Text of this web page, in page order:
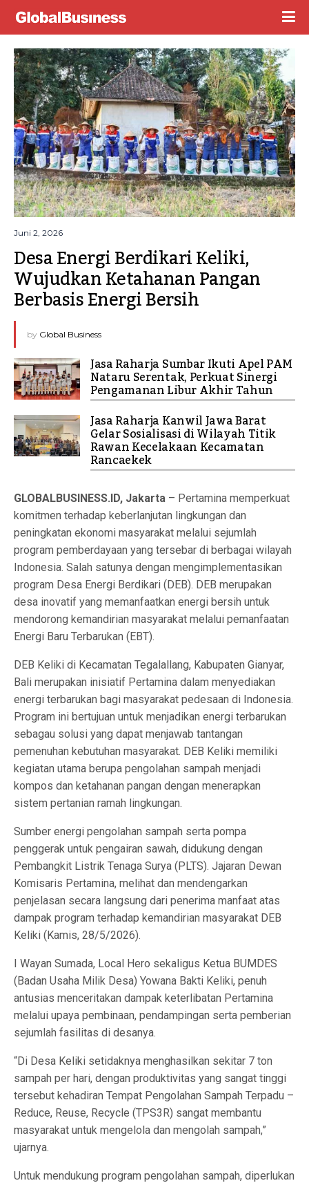
Juni 2, 2026
Desa Energi Berdikari Keliki,
Wujudkan Ketahanan Pangan
Berbasis Energi Bersih
by Global Business
Jasa Raharja Sumbar Ikuti Apel PAM
Nataru Serentak, Perkuat Sinergi
Pengamanan Libur Akhir Tahun
Jasa Raharja Kanwil Jawa Barat
Gelar Sosialisasi di Wilayah Titik
Rawan Kecelakaan Kecamatan
Rancaekek
GLOBALBUSINESS.ID, Jakarta – Pertamina memperkuat
komitmen terhadap keberlanjutan lingkungan dan
peningkatan ekonomi masyarakat melalui sejumlah
program pemberdayaan yang tersebar di berbagai wilayah
Indonesia. Salah satunya dengan mengimplementasikan
program Desa Energi Berdikari (DEB). DEB merupakan
desa inovatif yang memanfaatkan energi bersih untuk
mendorong kemandirian masyarakat melalui pemanfaatan
Energi Baru Terbarukan (EBT).
DEB Keliki di Kecamatan Tegalallang, Kabupaten Gianyar,
Bali merupakan inisiatif Pertamina dalam menyediakan
energi terbarukan bagi masyarakat pedesaan di Indonesia.
Program ini bertujuan untuk menjadikan energi terbarukan
sebagau solusi yang dapat menjawab tantangan
pemenuhan kebutuhan masyarakat. DEB Keliki memiliki
kegiatan utama berupa pengolahan sampah menjadi
kompos dan ketahanan pangan dengan menerapkan
sistem pertanian ramah lingkungan.
Sumber energi pengolahan sampah serta pompa
penggerak untuk pengairan sawah, didukung dengan
Pembangkit Listrik Tenaga Surya (PLTS). Jajaran Dewan
Komisaris Pertamina, melihat dan mendengarkan
penjelasan secara langsung dari penerima manfaat atas
dampak program terhadap kemandirian masyarakat DEB
Keliki (Kamis, 28/5/2026).
I Wayan Sumada, Local Hero sekaligus Ketua BUMDES
(Badan Usaha Milik Desa) Yowana Bakti Keliki, penuh
antusias menceritakan dampak keterlibatan Pertamina
melalui upaya pembinaan, pendampingan serta pemberian
sejumlah fasilitas di desanya.
“Di Desa Keliki setidaknya menghasilkan sekitar 7 ton
sampah per hari, dengan produktivitas yang sangat tinggi
tersebut kehadiran Tempat Pengolahan Sampah Terpadu –
Reduce, Reuse, Recycle (TPS3R) sangat membantu
masyarakat untuk mengelola dan mengolah sampah,”
ujarnya.
Untuk mendukung program pengolahan sampah, diperlukan